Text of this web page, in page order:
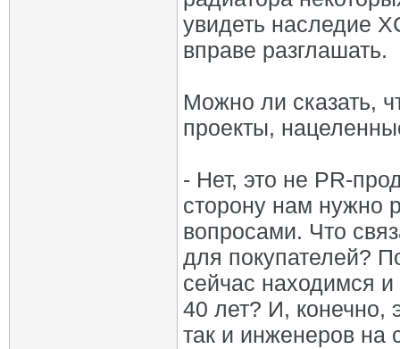
увидеть наследие
вправе разглашать.
Можно ли сказать,
проекты,
- Нет, это не PR-
сторону нам нужно
вопросами. Что
для покупателей?
сейчас находимся
40 лет? И, конечно,
так и инженеров на